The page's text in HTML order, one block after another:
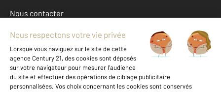
Nous contacter
Mentions légales & CGU et Barèmes d'honoraires
Données personnelles
Gestionnaire des cookies